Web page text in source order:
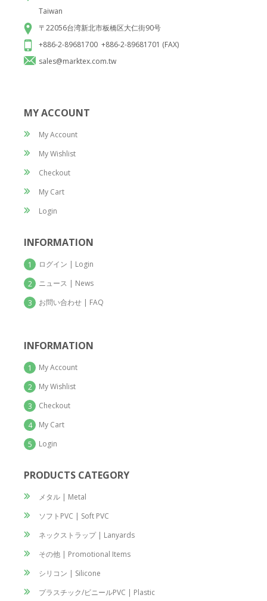
Taiwan
〒22056台湾新北市板橋区大仁街90号
+886-2-89681700 +886-2-89681701 (FAX)
sales@marktex.com.tw
MY ACCOUNT
My Account
My Wishlist
Checkout
My Cart
Login
INFORMATION
1
ログイン | Login
2
ニュース | News
3
お問い合わせ | FAQ
INFORMATION
1
My Account
2
My Wishlist
3
Checkout
4
My Cart
5
Login
PRODUCTS CATEGORY
メタル | Metal
ソフトPVC | Soft PVC
ネックストラップ | Lanyards
その他 | Promotional Items
シリコン | Silicone
プラスチック/ビニールPVC | Plastic